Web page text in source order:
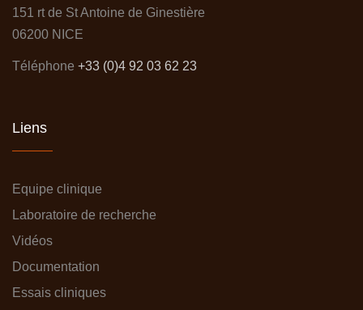
151 rt de St Antoine de Ginestière
06200 NICE
Téléphone +33 (0)4 92 03 62 23
Liens
Equipe clinique
Laboratoire de recherche
Vidéos
Documentation
Essais cliniques